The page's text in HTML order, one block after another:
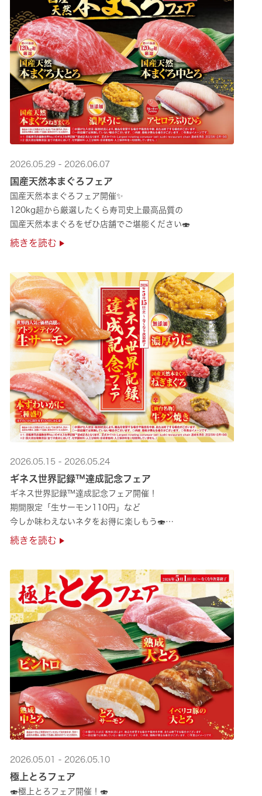
2026.05.29 - 2026.06.07
国産天然本まぐろフェア
国産天然本まぐろフェア開催✨
120kg超から厳選したくら寿司史上最高品質の
国産天然本まぐろをぜひ店舗でご堪能ください🍣
続きを読む
2026.05.15 - 2026.05.24
ギネス世界記録™達成記念フェア
ギネス世界記録™達成記念フェア開催！
期間限定「生サーモン110円」など
今しか味わえないネタをお得に楽しもう🍣
是非お越しください✨
続きを読む
2026.05.01 - 2026.05.10
極上とろフェア
🍣極上とろフェア開催！🍣